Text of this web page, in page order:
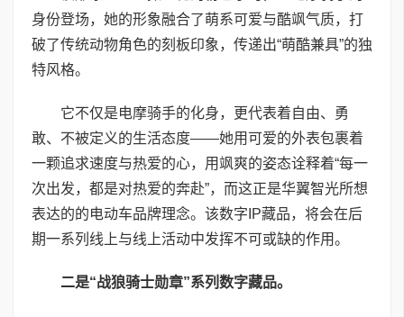
身份登场，她的形象融合了萌系可爱与酷飒气质，打
破了传统动物角色的刻板印象，传递出“萌酷兼具”的独
特风格。
它不仅是电摩骑手的化身，更代表着自由、勇
敢、不被定义的生活态度——她用可爱的外表包裹着
一颗追求速度与热爱的心，用飒爽的姿态诠释着“每一
次出发，都是对热爱的奔赴”，而这正是华翼智光所想
表达的的电动车品牌理念。该数字IP藏品，将会在后
期一系列线上与线上活动中发挥不可或缺的作用。
二是“战狼骑士勋章”系列数字藏品。